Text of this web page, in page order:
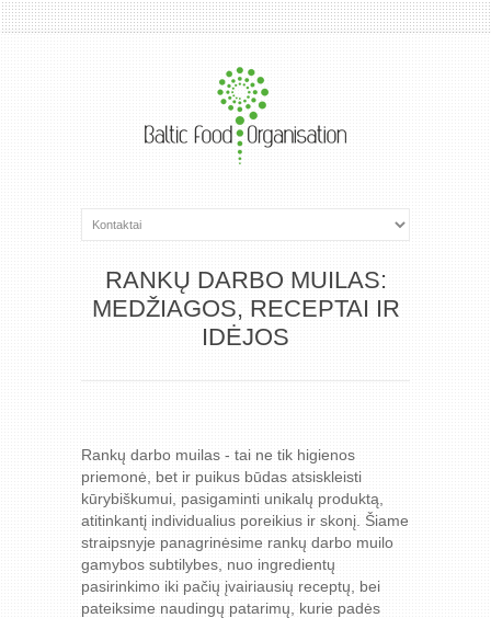
RANKŲ DARBO MUILAS:
MEDŽIAGOS, RECEPTAI IR
IDĖJOS
Rankų darbo muilas - tai ne tik higienos
priemonė, bet ir puikus būdas atsiskleisti
kūrybiškumui, pasigaminti unikalų produktą,
atitinkantį individualius poreikius ir skonį. Šiame
straipsnyje panagrinėsime rankų darbo muilo
gamybos subtilybes, nuo ingredientų
pasirinkimo iki pačių įvairiausių receptų, bei
pateiksime naudingų patarimų, kurie padės